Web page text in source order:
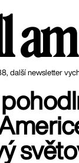
další newsletter
am